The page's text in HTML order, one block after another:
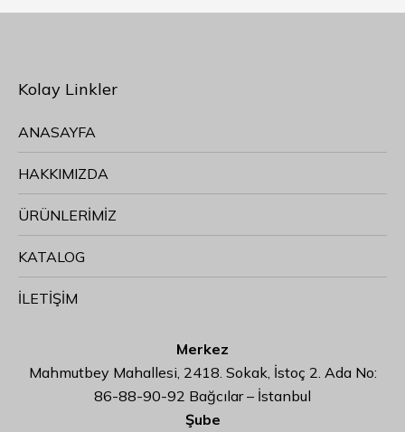
Kolay Linkler
ANASAYFA
HAKKIMIZDA
ÜRÜNLERİMİZ
KATALOG
İLETİŞİM
Merkez
Mahmutbey Mahallesi, 2418. Sokak, İstoç 2. Ada No:
86-88-90-92 Bağcılar – İstanbul
Şube